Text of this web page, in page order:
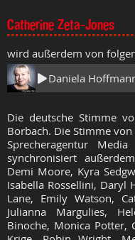
Catherine Zeta-Jones
wird außerdem von
Daniela
Die deutsche Stimme
Borbach. Die Stimme
Sprecheragentur
synchronisiert
Demi Moore, Kyra
Isabella Rossellini, Daryl
Lane, Emily Watson,
Julianna Margulies,
Binoche, Monica Potter,